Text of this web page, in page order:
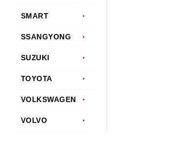
SMART
SSANGYONG
SUZUKI
TOYOTA
VOLKSWAGEN
VOLVO